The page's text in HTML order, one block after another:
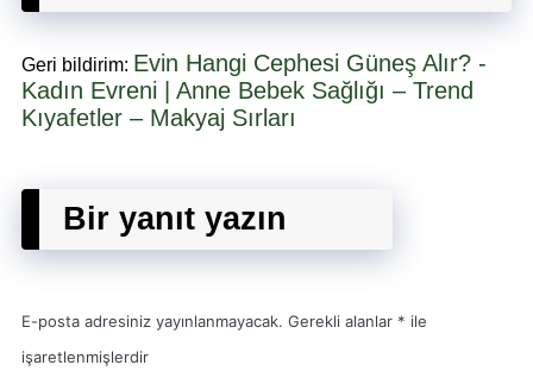
Geri bildirim: Evin Hangi Cephesi Güneş Alır? -
Kadın Evreni | Anne Bebek Sağlığı – Trend
Kıyafetler – Makyaj Sırları
Bir yanıt yazın
E-posta adresiniz yayınlanmayacak. Gerekli alanlar * ile
işaretlenmişlerdir